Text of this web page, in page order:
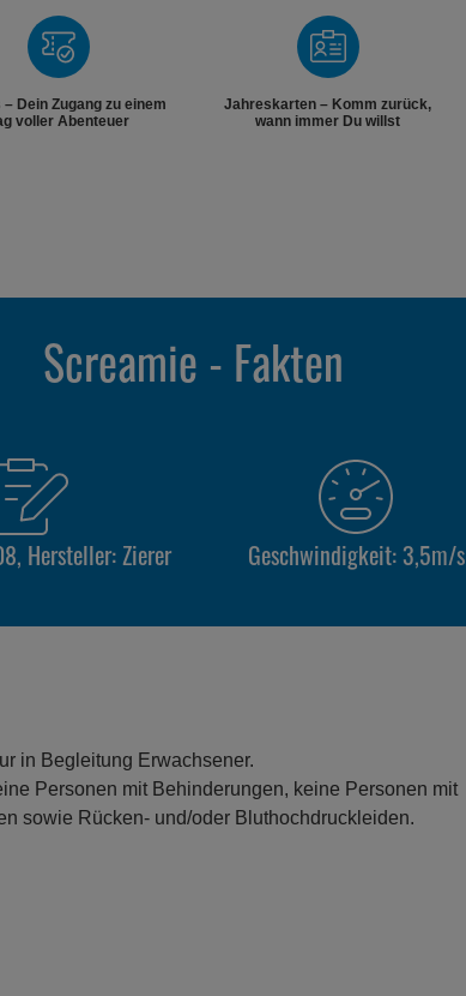
Dein Zugang zu einem
voller Abenteuer
Jahreskarten – Komm zurück,
wann immer Du willst
Screamie - Fakten
Hersteller: Zierer Geschwindigkeit: 3,5m/s
in Begleitung Erwachsener.
Personen mit Behinderungen, keine Personen mit
sowie Rücken- und/oder Bluthochdruckleiden.